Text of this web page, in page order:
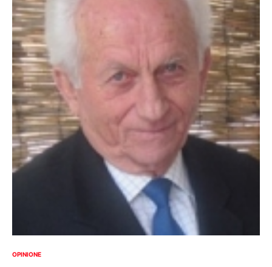
OPINIONE